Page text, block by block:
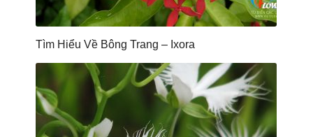
Tìm Hiểu Về Bông Trang – Ixora